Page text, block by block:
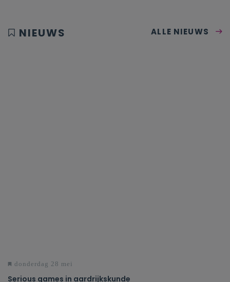
NIEUWS ALLE NIEUWS
donderdag 28 mei
Serious games in aardrijkskunde